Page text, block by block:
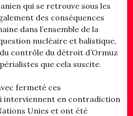
qui se retrouve sous les
des conséquences
dans l’ensemble de la
nucléaire et balistique,
contrôle du détroit d’Ormuz
que cela suscite.
fermeté ces
interviennent en contradiction
Unies et ont été